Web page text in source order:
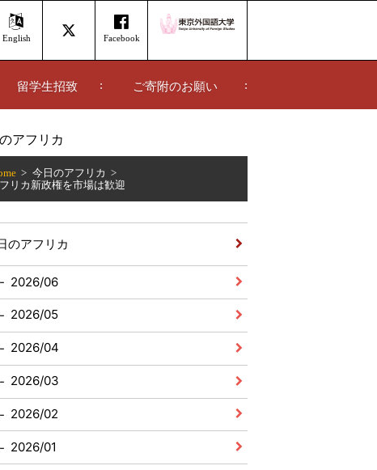
English Facebook
留学生招致 ご寄附のお願い
アフリカ
今日のアフリカ
リカ新政権を市場は歓迎
のアフリカ
2026/06
2026/05
2026/04
2026/03
2026/02
2026/01